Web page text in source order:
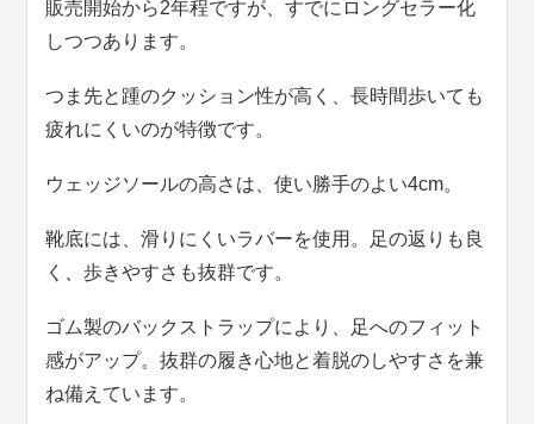
販売開始から2年程ですが、すでにロングセラー化
しつつあります。
つま先と踵のクッション性が高く、長時間歩いても
疲れにくいのが特徴です。
ウェッジソールの高さは、使い勝手のよい4cm。
靴底には、滑りにくいラバーを使用。足の返りも良
く、歩きやすさも抜群です。
ゴム製のバックストラップにより、足へのフィット
感がアップ。抜群の履き心地と着脱のしやすさを兼
ね備えています。